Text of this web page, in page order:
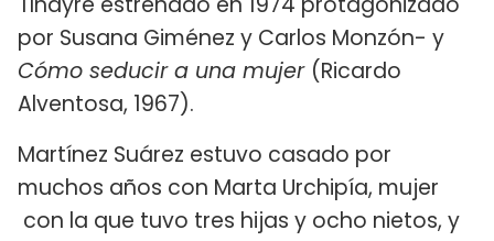
por Susana Giménez y Carlos Monzón- y
Cómo seducir a una mujer (Ricardo
Alventosa, 1967).
Martínez Suárez estuvo casado por
muchos años con Marta Urchipía, mujer
con la que tuvo tres hijas y ocho nietos, y